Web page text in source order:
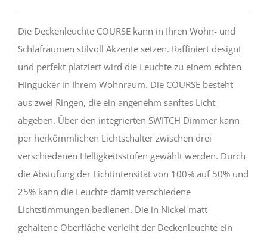
Die Deckenleuchte COURSE kann in Ihren Wohn- und
Schlafräumen stilvoll Akzente setzen. Raffiniert designt
und perfekt platziert wird die Leuchte zu einem echten
Hingucker in Ihrem Wohnraum. Die COURSE besteht
aus zwei Ringen, die ein angenehm sanftes Licht
abgeben. Über den integrierten SWITCH Dimmer kann
per herkömmlichen Lichtschalter zwischen drei
verschiedenen Helligkeitsstufen gewählt werden. Durch
die Abstufung der Lichtintensität von 100% auf 50% und
25% kann die Leuchte damit verschiedene
Lichtstimmungen bedienen. Die in Nickel matt
gehaltene Oberfläche verleiht der Deckenleuchte ein